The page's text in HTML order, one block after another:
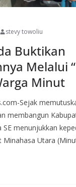
stevy towoliu
Buktikan
Melalui
Minut
Sejak
membangun
SE menunjukkan
Minahasa Utara